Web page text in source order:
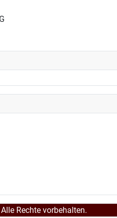
Rechte vorbehalten.